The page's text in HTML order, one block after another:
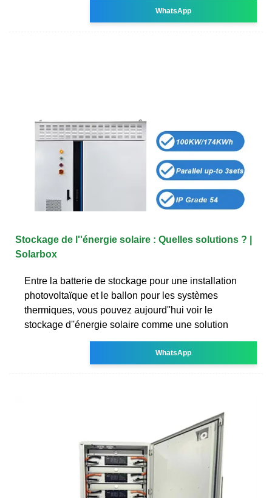
WhatsApp
Stockage de l''énergie solaire : Quelles solutions ? |
Solarbox
Entre la batterie de stockage pour une installation
photovoltaïque et le ballon pour les systèmes
thermiques, vous pouvez aujourd''hui voir le
stockage d''énergie solaire comme une solution
WhatsApp